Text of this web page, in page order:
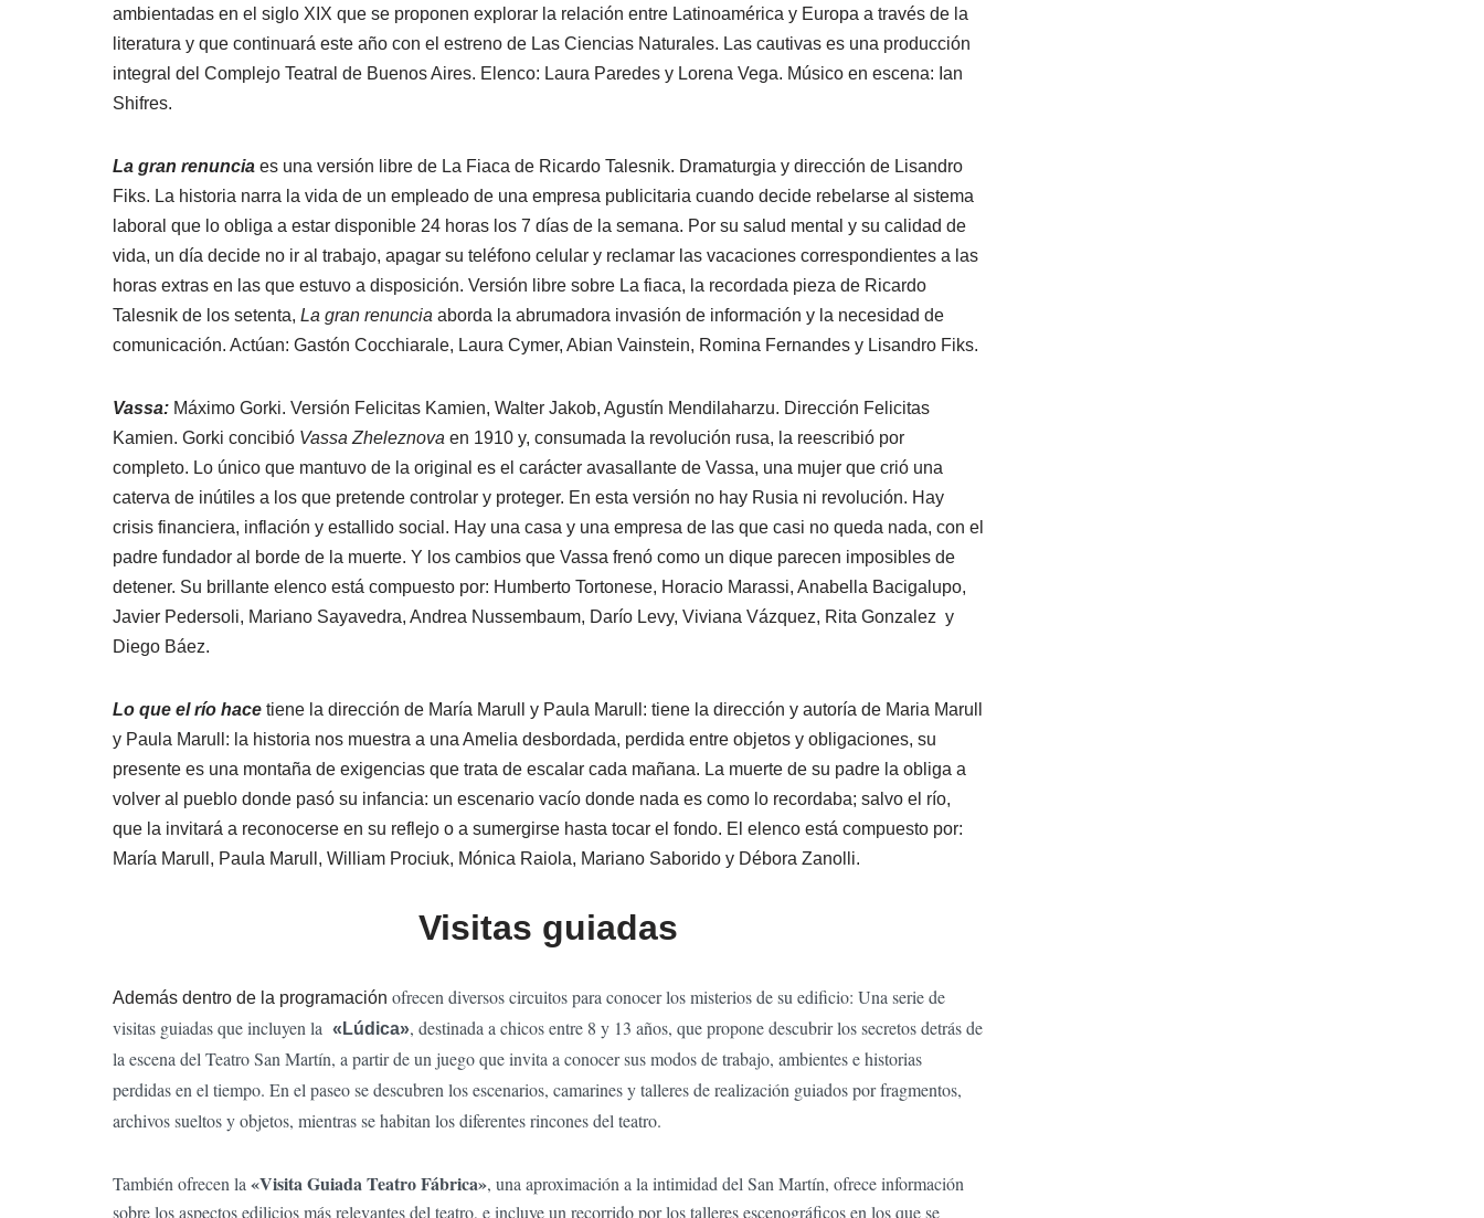
ambientadas en el siglo XIX que se proponen explorar la relación entre Latinoamérica y Europa a través de la
literatura y que continuará este año con el estreno de Las Ciencias Naturales. Las cautivas es una producción
integral del Complejo Teatral de Buenos Aires. Elenco: Laura Paredes y Lorena Vega. Músico en escena: Ian
Shifres.
La gran renuncia es una versión libre de La Fiaca de Ricardo Talesnik. Dramaturgia y dirección de Lisandro
Fiks. La historia narra la vida de un empleado de una empresa publicitaria cuando decide rebelarse al sistema
laboral que lo obliga a estar disponible 24 horas los 7 días de la semana. Por su salud mental y su calidad de
vida, un día decide no ir al trabajo, apagar su teléfono celular y reclamar las vacaciones correspondientes a las
horas extras en las que estuvo a disposición. Versión libre sobre La fiaca, la recordada pieza de Ricardo
Talesnik de los setenta, La gran renuncia aborda la abrumadora invasión de información y la necesidad de
comunicación. Actúan: Gastón Cocchiarale, Laura Cymer, Abian Vainstein, Romina Fernandes y Lisandro Fiks.
Vassa: Máximo Gorki. Versión Felicitas Kamien, Walter Jakob, Agustín Mendilaharzu. Dirección Felicitas
Kamien. Gorki concibió Vassa Zheleznova en 1910 y, consumada la revolución rusa, la reescribió por
completo. Lo único que mantuvo de la original es el carácter avasallante de Vassa, una mujer que crió una
caterva de inútiles a los que pretende controlar y proteger. En esta versión no hay Rusia ni revolución. Hay
crisis financiera, inflación y estallido social. Hay una casa y una empresa de las que casi no queda nada, con el
padre fundador al borde de la muerte. Y los cambios que Vassa frenó como un dique parecen imposibles de
detener. Su brillante elenco está compuesto por: Humberto Tortonese, Horacio Marassi, Anabella Bacigalupo,
Javier Pedersoli, Mariano Sayavedra, Andrea Nussembaum, Darío Levy, Viviana Vázquez, Rita Gonzalez y
Diego Báez.
Lo que el río hace tiene la dirección de María Marull y Paula Marull: tiene la dirección y autoría de Maria Marull
y Paula Marull: la historia nos muestra a una Amelia desbordada, perdida entre objetos y obligaciones, su
presente es una montaña de exigencias que trata de escalar cada mañana. La muerte de su padre la obliga a
volver al pueblo donde pasó su infancia: un escenario vacío donde nada es como lo recordaba; salvo el río,
que la invitará a reconocerse en su reflejo o a sumergirse hasta tocar el fondo. El elenco está compuesto por:
María Marull, Paula Marull, William Prociuk, Mónica Raiola, Mariano Saborido y Débora Zanolli.
Visitas guiadas
Además dentro de la programación ofrecen diversos circuitos para conocer los misterios de su edificio: Una serie de
visitas guiadas que incluyen la «Lúdica», destinada a chicos entre 8 y 13 años, que propone descubrir los secretos detrás de
la escena del Teatro San Martín, a partir de un juego que invita a conocer sus modos de trabajo, ambientes e historias
perdidas en el tiempo. En el paseo se descubren los escenarios, camarines y talleres de realización guiados por fragmentos,
archivos sueltos y objetos, mientras se habitan los diferentes rincones del teatro.
También ofrecen la «Visita Guiada Teatro Fábrica», una aproximación a la intimidad del San Martín, ofrece información
sobre los aspectos edilicios más relevantes del teatro, e incluye un recorrido por los talleres escenográficos en los que se